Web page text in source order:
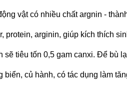
vật có nhiều chất argnin -
protein, arginin, giúp kích thích
sẽ tiêu tốn 0,5 gam canxi. Để bù
biển, củ hành, có tác dụng làm